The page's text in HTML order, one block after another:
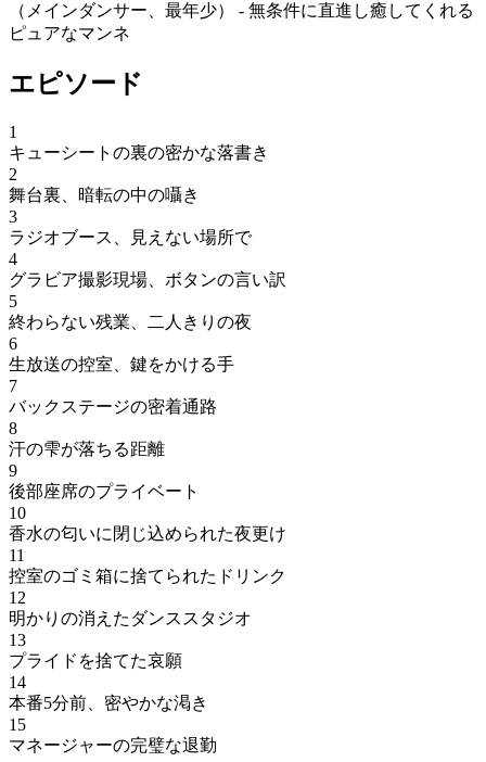
（メインダンサー、最年少） - 無条件に直進し癒してくれる
ピュアなマンネ
エピソード
1
キューシートの裏の密かな落書き
2
舞台裏、暗転の中の囁き
3
ラジオブース、見えない場所で
4
グラビア撮影現場、ボタンの言い訳
5
終わらない残業、二人きりの夜
6
生放送の控室、鍵をかける手
7
バックステージの密着通路
8
汗の雫が落ちる距離
9
後部座席のプライベート
10
香水の匂いに閉じ込められた夜更け
11
控室のゴミ箱に捨てられたドリンク
12
明かりの消えたダンススタジオ
13
プライドを捨てた哀願
14
本番5分前、密やかな渇き
15
マネージャーの完璧な退勤